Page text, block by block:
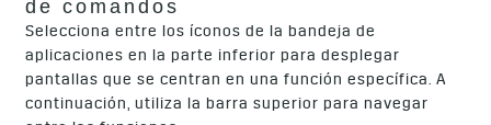
de comandos
Selecciona entre los íconos de la bandeja de
aplicaciones en la parte inferior para desplegar
pantallas que se centran en una función específica. A
continuación, utiliza la barra superior para navegar